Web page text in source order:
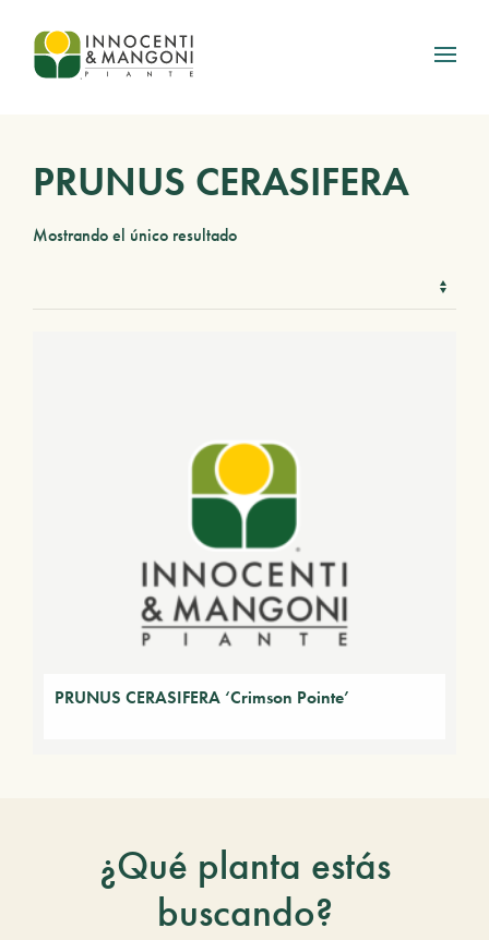
Skip to main content
PRUNUS CERASIFERA
Mostrando el único resultado
PRUNUS CERASIFERA ‘Crimson Pointe’
¿Qué planta estás
buscando?